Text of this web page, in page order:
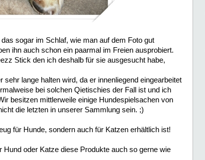
sogar im Schlaf, wie man auf dem Foto gut
ihn auch schon ein paarmal im Freien ausprobiert.
Stick den ich deshalb für sie ausgesucht habe,
lange halten wird, da er innenliegend eingearbeitet
bei solchen Qietischies der Fall ist und ich
besitzen mittlerweile einige Hundespielsachen von
die letzten in unserer Sammlung sein. ;)
für Hunde, sondern auch für Katzen erhältlich ist!
oder Katze diese Produkte auch so gerne wie